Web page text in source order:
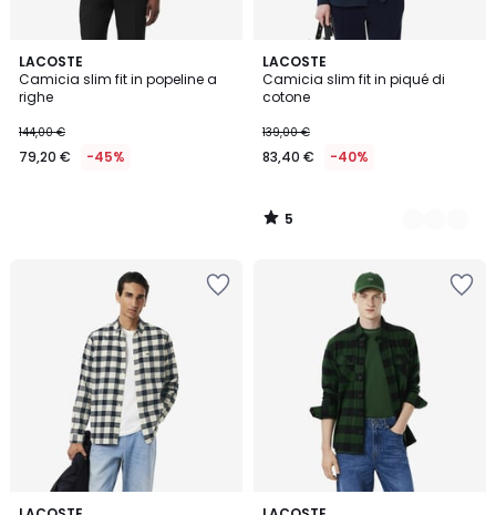
LACOSTE
Camicia slim fit in popeline a
righe
144,00 €
79,20 € -45%
LACOSTE
Camicia slim fit in piqué di
cotone
139,00 €
83,40 € -40%
5
/
5
2
Colori
5
/